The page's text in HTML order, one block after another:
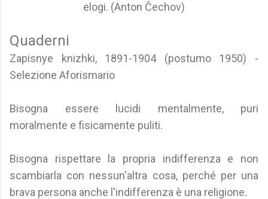
elogi. (Anton Čechov)
Quaderni
Zapisnye knizhki, 1891-1904 (postumo 1950) -
Selezione Aforismario
Bisogna essere lucidi mentalmente, puri
moralmente e fisicamente puliti.
Bisogna rispettare la propria indifferenza e non
scambiarla con nessun'altra cosa, perché per una
brava persona anche l'indifferenza è una religione.